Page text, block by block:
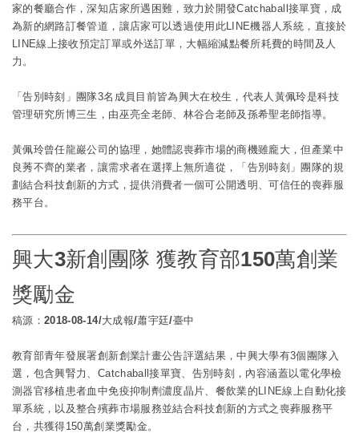
家的餐廳合作，深知店家所遇困難，致力於開發Catchaball接單寶，成
為新的網路訂餐管道，讓店家可以透過使用此LINE機器人系統，直接於
LINE線上接收預定訂單或外送訂單，大幅縮減點餐所耗費的時間及人
力。
「告別時刻」團隊3名成員目前皆為興大在校生，代表人黃佩玲是科技
管理研究所博三生，由巫亮全老師、林谷合老師及孫希聖老師指導。
黃佩玲曾任龍巖公司的協理，她體認喪葬市場的商機雖龐大，但產業中
良莠不齊的業者，讓需求者在選擇上無所適從，「告別時刻」團隊的規
劃結合科技創新的方式，提供消費者一個可公開透明、可信任的喪葬服
務平台。
興大3新創團隊 獲教育部150萬創業
獎勵金
稿源：2018-08-14/大成報/蕭宇廷/臺中
教育部青年發展署創新創業計畫公告評選結果，中興大學有3個團隊入
選，包含興腎力、Catchaball接單寶、告別時刻，內容涵蓋以電化學檢
測器官移植患者血中免疫抑制劑濃度晶片、餐飲業的LINE線上自動化接
單系統，以及整合殯葬市場服務並結合科技創新的方式之喪葬服務平
台，共獲得150萬創業獎勵金。